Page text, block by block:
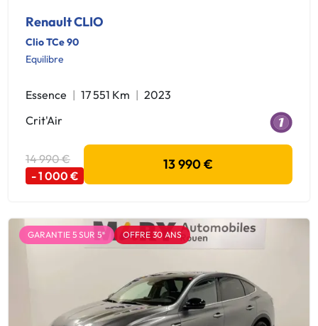
Renault CLIO
Clio TCe 90
Equilibre
Essence 17 551 Km
2023
Crit'Air
14 990 €
- 1 000 €
13 990 €
GARANTIE 5 SUR 5* OFFRE 30 ANS